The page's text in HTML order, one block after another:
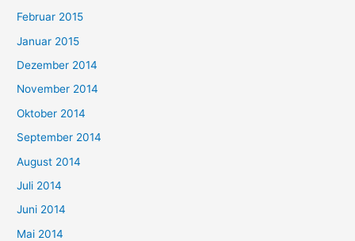
Februar 2015
Januar 2015
Dezember 2014
November 2014
Oktober 2014
September 2014
August 2014
Juli 2014
Juni 2014
Mai 2014